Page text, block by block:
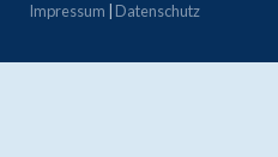
Impressum
Datenschutz